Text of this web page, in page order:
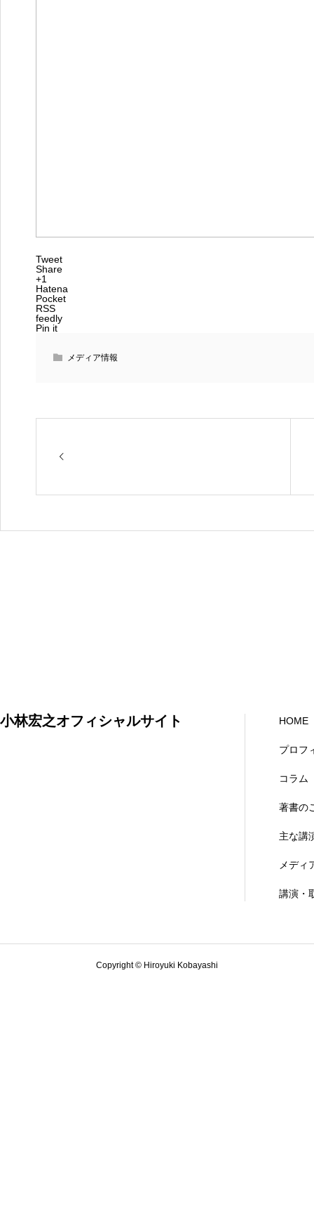
Tweet
Share
+1
Hatena
Pocket
RSS
feedly
Pin it
メディア情報
小林宏之オフィシャルサイト HOME
プロフ
コラム
著書の
主な講
メディ
講演・
Copyright © Hiroyuki Kobayashi